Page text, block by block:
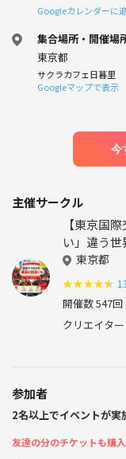
Googleカレンダーに
集合場所・開催場
東京都
サクラカフェ日暮里
Googleマップで表示
今
主催サークル
【東京国
い」違う
喋れなくて
東京都
★★★★★
開催数 547回
クリエイター
参加者
2名以上でイベントが実
友達の分のチケットも購入